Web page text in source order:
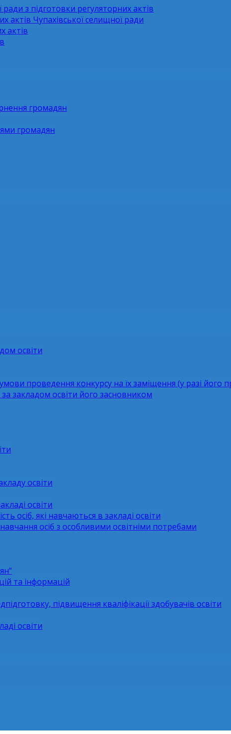
з підготовки регуляторних актів
актів Чупахівської селищної ради
актів
громадян
громадян
освіти
проведення конкурсу на їх заміщення (у разі його
закладом освіти його засновником
освіти
освіти
осіб, які навчаються в закладі освіти
осіб з особливими освітніми потребами
та інформацій
підвищення кваліфікації здобувачів освіти
освіти